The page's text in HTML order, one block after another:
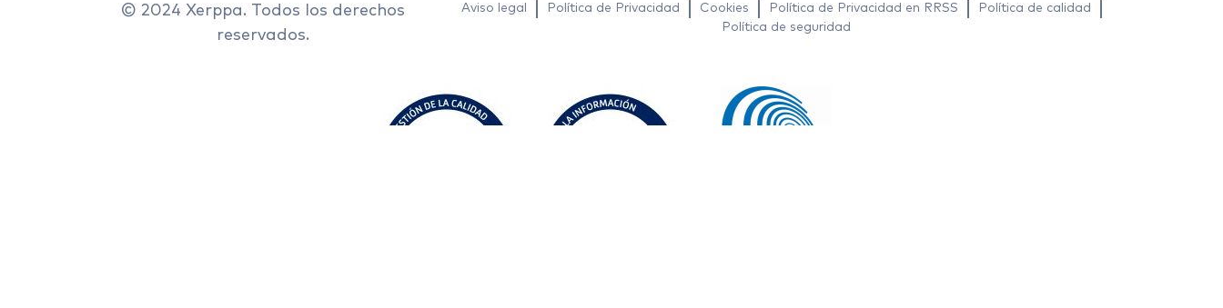
© 2024 Xerppa. Todos los derechos
reservados.
Aviso legal Política de Privacidad Cookies Política de Privacidad en RRSS
Política de calidad
Política de seguridad